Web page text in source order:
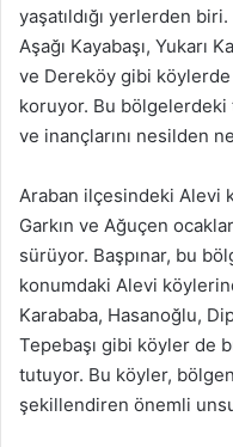
yaşatıldığı yerlerden
Aşağı Kayabaşı, Yukarı
ve Dereköy gibi köylerde
koruyor. Bu bölgelerdeki
ve inançlarını nesilden
Araban ilçesindeki Alevi
Garkın ve Ağuçen
sürüyor. Başpınar, bu
konumdaki Alevi
Karababa, Hasanoğlu,
Tepebaşı gibi köyler de
tutuyor. Bu köyler,
şekillendiren önemli